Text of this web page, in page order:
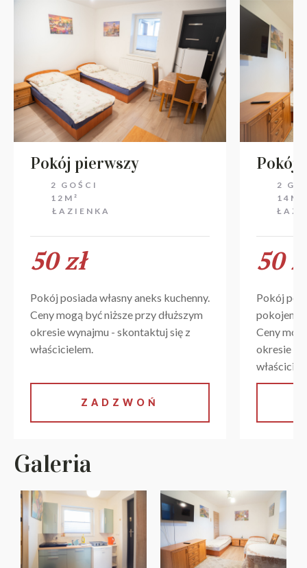
Pokój pierwszy
2 GOŚCI
12M²
ŁAZIENKA
50 zł
Pokój posiada własny aneks kuchenny.
Ceny mogą być niższe przy dłuższym
okresie wynajmu - skontaktuj się z
właścicielem.
ZADZWOŃ
Pokój
2
14M²
50
Pokój
pokojem
Ceny
okresie
Galeria